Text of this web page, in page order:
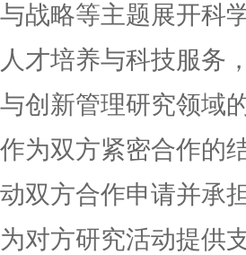
与战略等主题展开科
人才培养与科技服务
与创新管理研究领域
作为双方紧密合作的
动双方合作申请并承
为对方研究活动提供